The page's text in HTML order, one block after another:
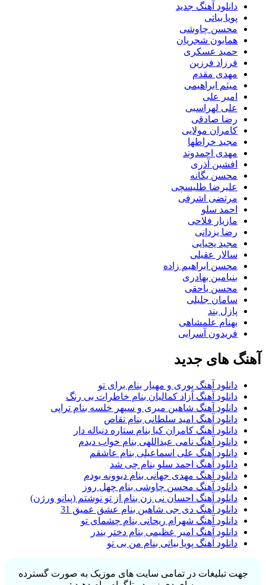
دانلود آهنگ جدید
پویا بیاتی
محسن چاوشی
همایون شجریان
حمید عسکری
فرزاد فرزین
مهدی مقدم
میثم ابراهیمی
امیر علی
علی لهراسبی
رضا صادقی
کامران مولایی
مجید خراطها
مهدی احمدوند
افشین آذری
محسن یگانه
علیرضا طلیسچی
مرتضی اشرفی
احمد سلو
مازیار فلاحی
رضا یزدانی
مجید یحیایی
سالار عقیلی
محسن ابراهیم زاده
بنیامین بهادری
محسن یاحقی
سامان جلیلی
پازل بند
بهنام علمشاهی
فریدون آسرایی
آهنگ های جدید
دانلود آهنگ پوری و مهیار بنام برای تو
دانلود آهنگ آزاد کمالیان بنام خاطرات بی رنگ
دانلود آهنگ شاهین میری و سپهر خلسه بنام تراپی
دانلود آهنگ امید سلطانی بنام تقاص
دانلود آهنگ کامران کیا بنام ستاره دنباله دار
دانلود آهنگ نامی عبداللهی بنام خواب دیدم
دانلود آهنگ علی اسماعیلی بنام عاشقم
دانلود آهنگ احمد سلو بنام چی شد
دانلود آهنگ مهدی جهانی بنام دیوونه بودم
دانلود آهنگ محسن چاوشی بنام چهل روز
دانلود آهنگ احسان نی زن بنام از تو نوشتم (پیانو ورژن)
دانلود آهنگ دی جی شاهین بنام عشق عمیق 31
دانلود آهنگ شهرام ریحانی بنام چشمای تو
دانلود آهنگ امیر عظیمی بنام دختر بندر
دانلود آهنگ پویا بیاتی بنام من بی تو
جهت تبلیغات در تمامی سایت های موزیک به صورت گسترده